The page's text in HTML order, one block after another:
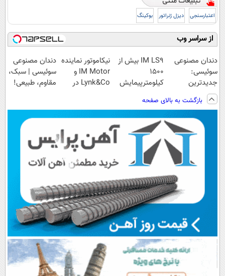
اعتبارسنجی دیزل ژنراتور بوکینگ
از سراسر وب
دندان مصنوعی
سوئیسی:
جدیدترین
فناوری اروپا،
سبک و مقاوم |
پرداخت قسطی
IM LS9 بیش از
1500
کیلومترپیمایش
نیکاموتور نماینده
IM Motor و
Lynk&Co در
دندان مصنوعی
سوئیسی | سبک،
مقاوم، طبیعی!
اقساطی😍
بازگشت به بالای صفحه